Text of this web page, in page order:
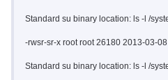
Standard su binary location: ls -l /
-rwsr-sr-x root root 26180 2013-03-
Standard su binary location: ls -l /